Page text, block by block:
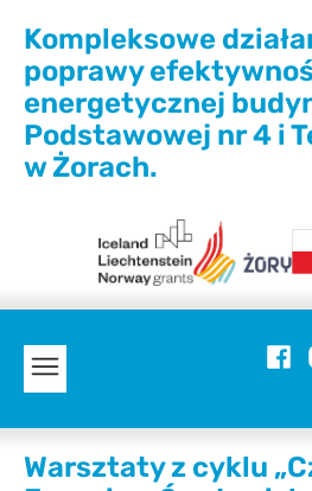
Kompleksowe
poprawy
energetycznej
Podstawowej nr 4 i
w Żorach.
Warsztaty z cyklu